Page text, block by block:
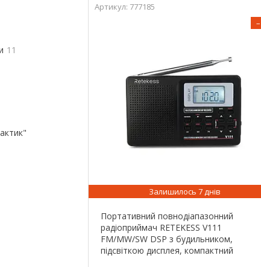
11
777185
Залишилось 7 днів
Портативний повнодіапазонний
радіоприймач RETEKESS V111
FM/MW/SW DSP з будильником,
підсвіткою дисплея, компактний